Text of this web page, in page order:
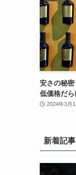
安さの秘
低価格だら
2024年3月1
新着記事